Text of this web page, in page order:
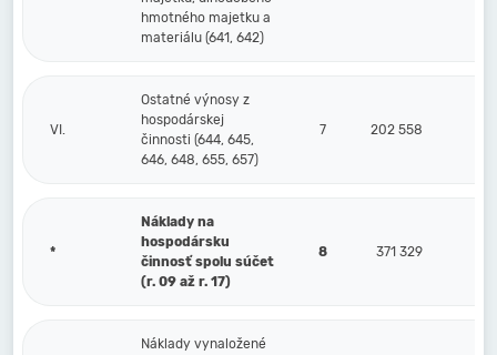
hmotného majetku a
materiálu (641, 642)
VI.
Ostatné výnosy z
hospodárskej
činnosti (644, 645,
646, 648, 655, 657)
7 202 558
*
Náklady na
hospodársku
činnosť spolu súčet
(r. 09 až r. 17)
8 371 329
Náklady vynaložené